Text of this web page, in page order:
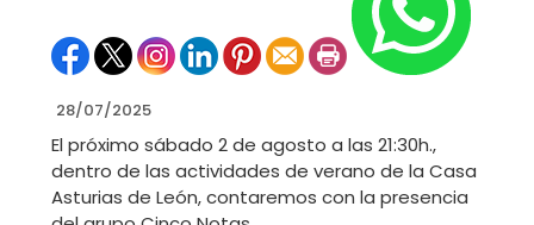
28/07/2025
El próximo sábado 2 de agosto a las 21:30h.,
dentro de las actividades de verano de la Casa
Asturias de León, contaremos con la presencia